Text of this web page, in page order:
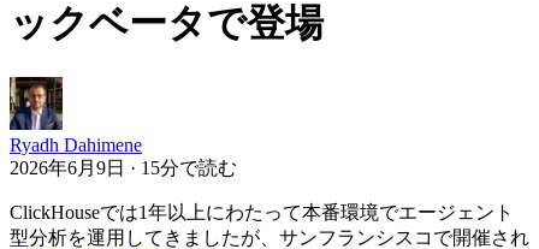
ックベータで登場
Ryadh Dahimene
2026年6月9日 · 15分で読む
ClickHouseでは1年以上にわたって本番環境でエージェント
型分析を運用してきましたが、サンフランシスコで開催され